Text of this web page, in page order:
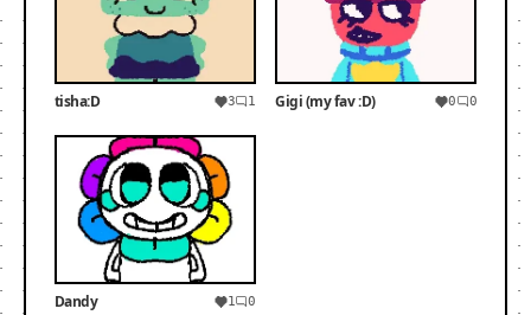
tisha:D 3 1 Gigi (my fav :D) 0 0
Dandy 1 0